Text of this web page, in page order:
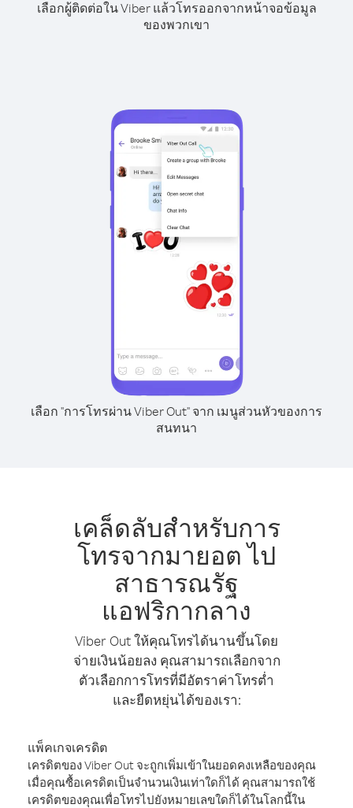
เลือกผู้ติดต่อใน Viber แล้วโทรออกจากหน้าจอข้อมูล
ของพวกเขา
เลือก "การโทรผ่าน Viber Out" จาก เมนูส่วนหัวของการ
สนทนา
เคล็ดลับสำหรับการ
โทรจากมายอต ไป
สาธารณรัฐ
แอฟริกากลาง
Viber Out ให้คุณโทรได้นานขึ้นโดย
จ่ายเงินน้อยลง คุณสามารถเลือกจาก
ตัวเลือกการโทรที่มีอัตราค่าโทรต่ำ
และยืดหยุ่นได้ของเรา:
แพ็คเกจเครดิต
เครดิตของ Viber Out จะถูกเพิ่มเข้าในยอดคงเหลือของคุณ
เมื่อคุณซื้อเครดิตเป็นจำนวนเงินเท่าใดก็ได้ คุณสามารถใช้
เครดิตของคุณเพื่อโทรไปยังหมายเลขใดก็ได้ในโลกนี้ใน